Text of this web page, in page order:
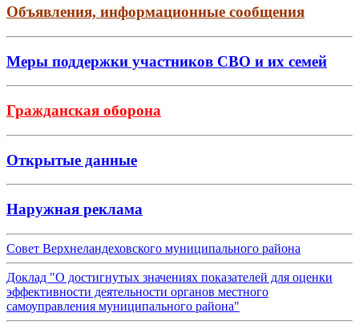
Объявления, информационные сообщения
Меры поддержки участников СВО и их семей
Гражданская оборона
Открытые данные
Наружная реклама
Совет Верхнеландеховского муниципального района
Доклад "О достигнутых значениях показателей для оценки
эффективности деятельности органов местного
самоуправления муниципального района"